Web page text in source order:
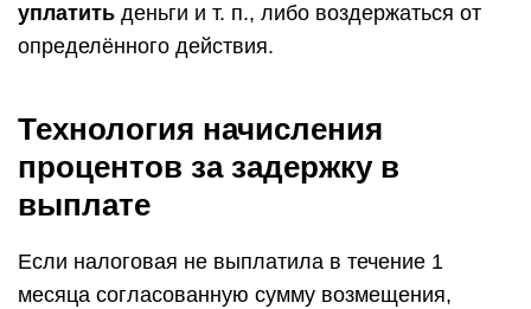
уплатить деньги и т. п., либо воздержаться от
определённого действия.
Технология начисления
процентов за задержку в
выплате
Если налоговая не выплатила в течение 1
месяца согласованную сумму возмещения,